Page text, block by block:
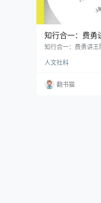
知行合一：费勇
知行合一：费勇讲王
为人的伟大和光明
心灵法则、纯粹法
视角解读阳明心学
人文社科
翻书猫